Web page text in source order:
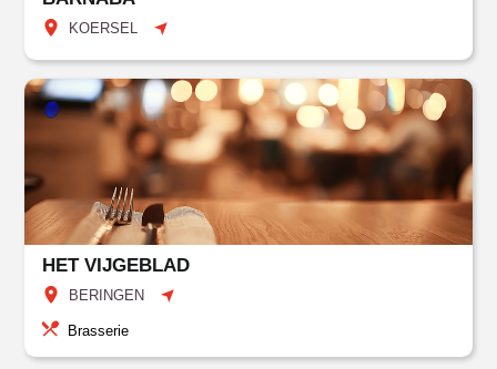
KOERSEL
HET VIJGEBLAD
BERINGEN
Brasserie